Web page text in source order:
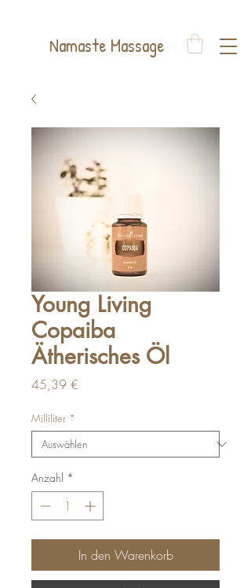
Namaste Massage
Young Living
Copaiba
Ätherisches Öl
45,39 €
Milliliter *
Anzahl *
In den Warenkorb